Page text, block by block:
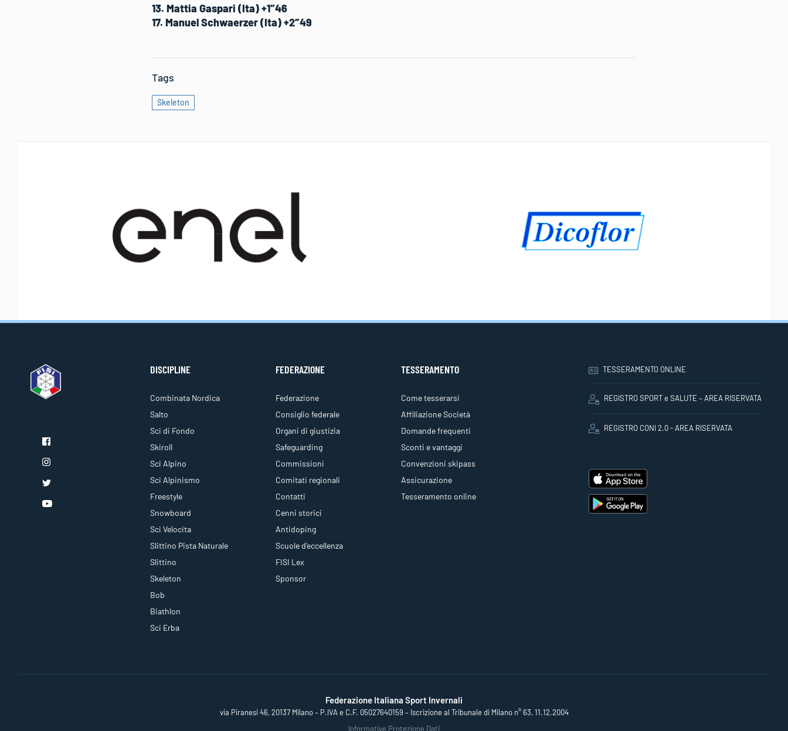
13. Mattia Gaspari (Ita) +1″46
17. Manuel Schwaerzer (Ita) +2″49
Tags
Skeleton
DISCIPLINE
Combinata Nordica
Salto
Sci di Fondo
Skiroll
Sci Alpino
Sci Alpinismo
Freestyle
Snowboard
Sci Velocita
Slittino Pista Naturale
Slittino
Skeleton
Bob
Biathlon
Sci Erba
FEDERAZIONE
Federazione
Consiglio federale
Organi di giustizia
Safeguarding
Commissioni
Comitati regionali
Contatti
Cenni storici
Antidoping
Scuole d'eccellenza
FISI Lex
Sponsor
TESSERAMENTO
Come tesserarsi
Affiliazione Società
Domande frequenti
Sconti e vantaggi
Convenzioni skipass
Assicurazione
Tesseramento online
TESSERAMENTO ONLINE
REGISTRO SPORT e SALUTE – AREA RISERVATA
REGISTRO CONI 2.0 - AREA RISERVATA
Federazione Italiana Sport Invernali
via Piranesi 46, 20137 Milano – P.IVA e C.F. 05027640159 – Iscrizione al Tribunale di Milano n° 63, 11.12.2004
Informative Protezione Dati